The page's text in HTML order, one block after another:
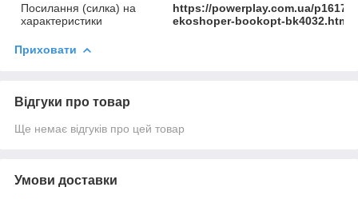
Посилання (силка) на
характеристики
https://powerplay.com.ua/
ekoshoper-bookopt-bk4032.html
Приховати
Відгуки про товар
Ще немає відгуків про цей товар
Умови доставки